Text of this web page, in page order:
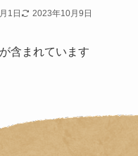
1日 2023年10月9日
含まれています